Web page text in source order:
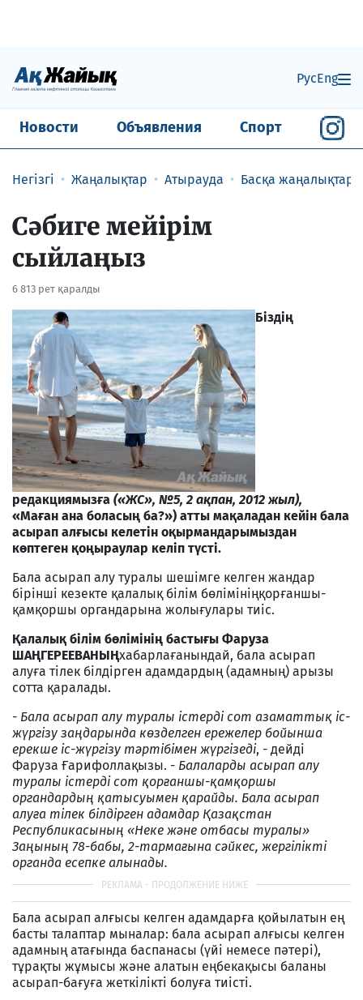
РусEng
Новости Объявления Спорт
Негізгі Жаңалықтар Атырауда Басқа жаңалықтар
Сәбиге мейірім
сыйлаңыз
6 813 рет қаралды
Біздің
редакциямызға («ЖС», №5, 2 ақпан, 2012 жыл),
«Маған ана боласың ба?») атты мақаладан кейін бала
асырап алғысы келетін оқырмандарымыздан
көптеген қоңыраулар келіп түсті.
Бала асырап алу туралы шешімге келген жандар
бірінші кезекте қалалық білім бөлімініңқорғаншы-
қамқоршы органдарына жолығулары тиіс.
Қалалық білім бөлімінің бастығы Фаруза
ШАҢГЕРЕЕВАНЫҢхабарлағанындай, бала асырап
алуға тілек білдірген адамдардың (адамның) арызы
сотта қаралады.
- Бала асырап алу туралы істерді сот азаматтық іс-
жүргізу заңдарында көзделген ережелер бойынша
ерекше іс-жүргізу тәртібімен жүргізеді, - дейді
Фаруза Ғарифоллақызы. - Балаларды асырап алу
туралы істерді сот қорғаншы-қамқоршы
органдардың қатысуымен қарайды. Бала асырап
алуға тілек білдірген адамдар Қазақстан
Республикасының «Неке және отбасы туралы»
Заңының 78-бабы, 2-тармағына сәйкес, жергілікті
органда есепке алынады.
Бала асырап алғысы келген адамдарға қойылатын ең
басты талаптар мыналар: бала асырап алғысы келген
адамның атағында баспанасы (үйі немесе пәтері),
тұрақты жұмысы және алатын еңбекақысы баланы
асырап-бағуға жеткілікті болуға тиісті.